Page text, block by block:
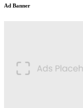
Ad Banner